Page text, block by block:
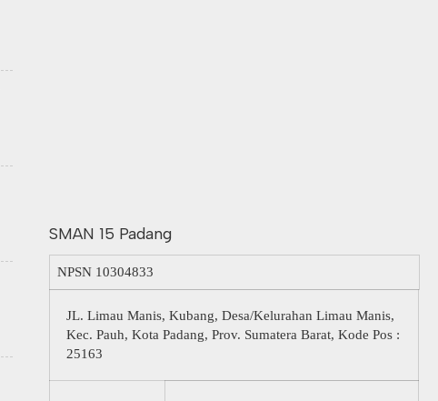
SMAN 15 Padang
NPSN 10304833
JL. Limau Manis, Kubang, Desa/Kelurahan Limau Manis,
Kec. Pauh, Kota Padang, Prov. Sumatera Barat, Kode Pos :
25163